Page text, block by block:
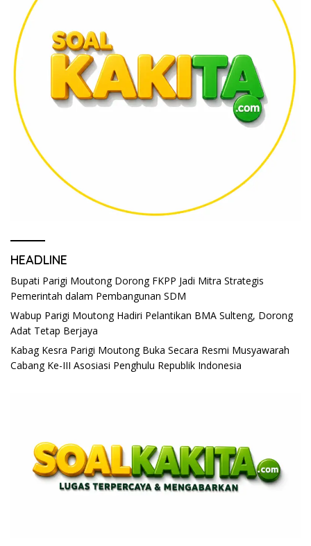
HEADLINE
Bupati Parigi Moutong Dorong FKPP Jadi Mitra Strategis
Pemerintah dalam Pembangunan SDM
Wabup Parigi Moutong Hadiri Pelantikan BMA Sulteng, Dorong
Adat Tetap Berjaya
Kabag Kesra Parigi Moutong Buka Secara Resmi Musyawarah
Cabang Ke-III Asosiasi Penghulu Republik Indonesia